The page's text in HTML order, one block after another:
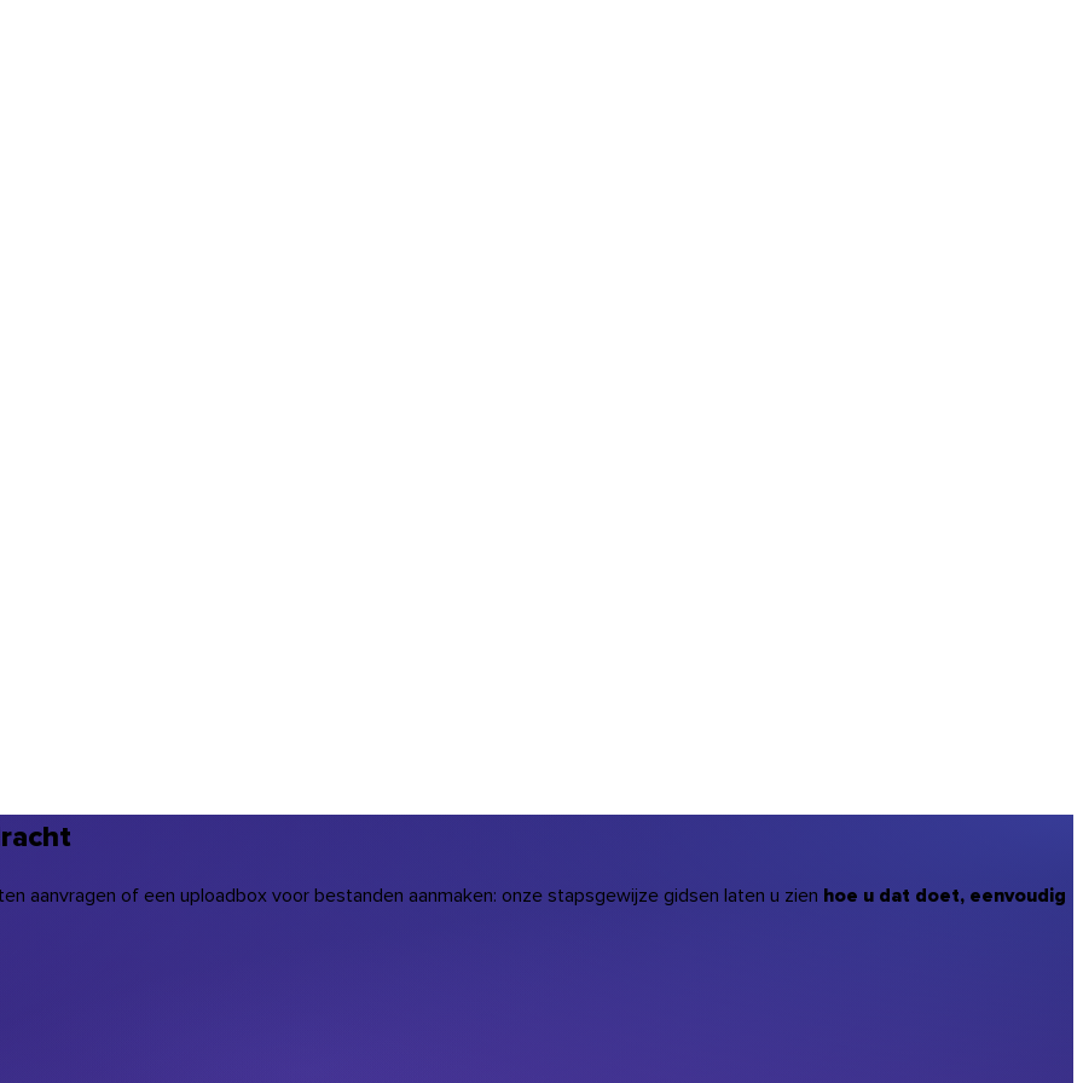
aanvragen of een uploadbox voor bestanden aanmaken: onze stapsgewijze gidsen laten u zien hoe u dat doet, eenvoudig